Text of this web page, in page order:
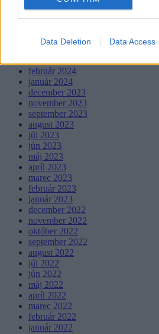
Data Deletion Data Access
august 2024
jún 2024
február 2024
január 2024
december 2023
november 2023
september 2023
august 2023
júl 2023
jún 2023
máj 2023
apríl 2023
marec 2023
február 2023
január 2023
december 2022
november 2022
október 2022
september 2022
august 2022
júl 2022
jún 2022
máj 2022
apríl 2022
marec 2022
február 2022
január 2022